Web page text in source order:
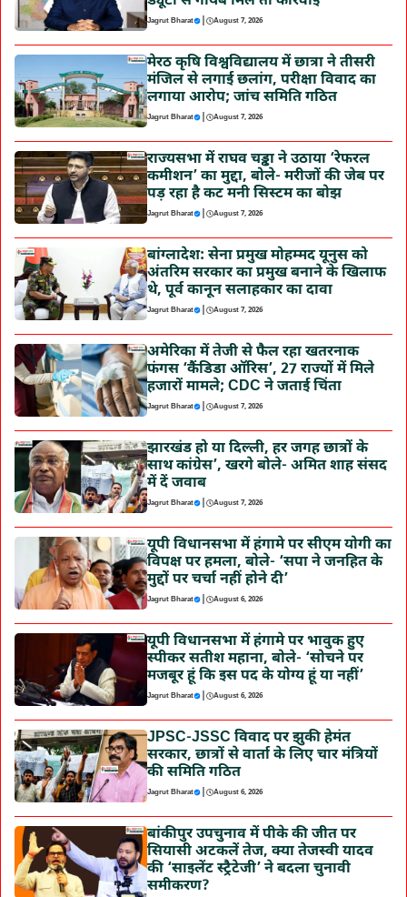
Jagrut Bharat | August 7, 2026
मेरठ कृषि विश्वविद्यालय में छात्रा ने तीसरी
मंजिल से लगाई छलांग, परीक्षा विवाद का
लगाया आरोप; जांच समिति गठित
Jagrut Bharat | August 7, 2026
राज्यसभा में राघव चड्ढा ने उठाया ‘रेफरल
कमीशन’ का मुद्दा, बोले- मरीजों की जेब पर
पड़ रहा है कट मनी सिस्टम का बोझ
Jagrut Bharat | August 7, 2026
बांग्लादेश: सेना प्रमुख मोहम्मद यूनुस को
अंतरिम सरकार का प्रमुख बनाने के खिलाफ
थे, पूर्व कानून सलाहकार का दावा
Jagrut Bharat | August 7, 2026
अमेरिका में तेजी से फैल रहा खतरनाक
फंगस ‘कैंडिडा ऑरिस’, 27 राज्यों में मिले
हजारों मामले; CDC ने जताई चिंता
Jagrut Bharat | August 7, 2026
झारखंड हो या दिल्ली, हर जगह छात्रों के
साथ कांग्रेस’, खरगे बोले- अमित शाह संसद
में दें जवाब
Jagrut Bharat | August 7, 2026
यूपी विधानसभा में हंगामे पर सीएम योगी का
विपक्ष पर हमला, बोले- ‘सपा ने जनहित के
मुद्दों पर चर्चा नहीं होने दी’
Jagrut Bharat | August 6, 2026
यूपी विधानसभा में हंगामे पर भावुक हुए
स्पीकर सतीश महाना, बोले- ‘सोचने पर
मजबूर हूं कि इस पद के योग्य हूं या नहीं’
Jagrut Bharat | August 6, 2026
JPSC-JSSC विवाद पर झुकी हेमंत
सरकार, छात्रों से वार्ता के लिए चार मंत्रियों
की समिति गठित
Jagrut Bharat | August 6, 2026
बांकीपुर उपचुनाव में पीके की जीत पर
सियासी अटकलें तेज, क्या तेजस्वी यादव
की ‘साइलेंट स्ट्रैटेजी’ ने बदला चुनावी
समीकरण?